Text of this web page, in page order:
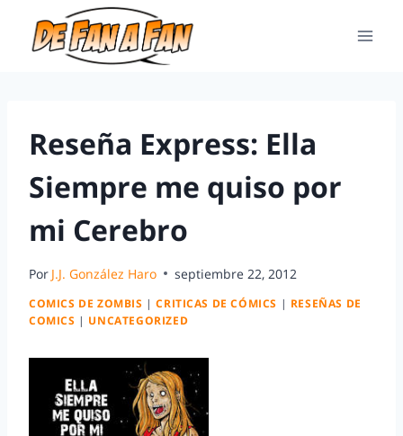
Reseña Express: Ella
Siempre me quiso por
mi Cerebro
Por J.J. González Haro septiembre 22, 2012
COMICS DE ZOMBIS |CRITICAS DE CÓMICS | RESEÑAS DE
COMICS | UNCATEGORIZED